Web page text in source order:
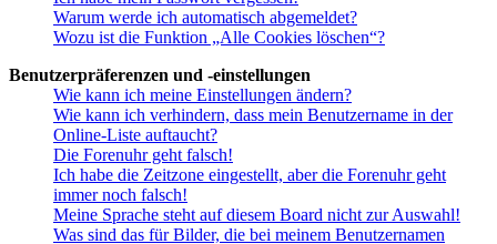
Warum werde ich automatisch abgemeldet?
Wozu ist die Funktion „Alle Cookies löschen“?
Benutzerpräferenzen und -einstellungen
Wie kann ich meine Einstellungen ändern?
Wie kann ich verhindern, dass mein Benutzername in der
Online-Liste auftaucht?
Die Forenuhr geht falsch!
Ich habe die Zeitzone eingestellt, aber die Forenuhr geht
immer noch falsch!
Meine Sprache steht auf diesem Board nicht zur Auswahl!
Was sind das für Bilder, die bei meinem Benutzernamen